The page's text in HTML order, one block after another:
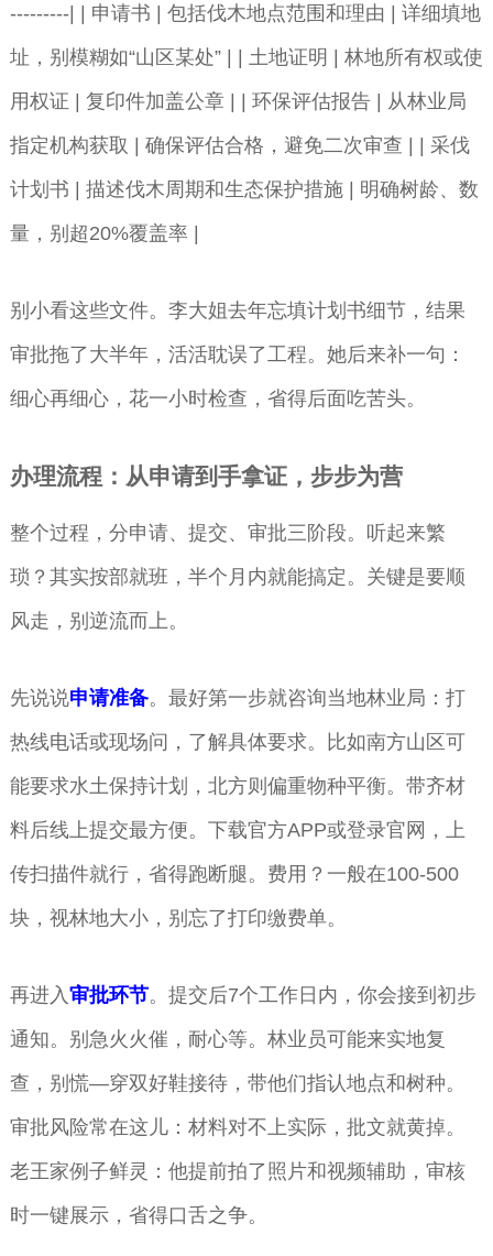
---------| | 申请书 | 包括伐木地点范围和理由 | 详细填地
址，别模糊如“山区某处” | | 土地证明 | 林地所有权或使
用权证 | 复印件加盖公章 | | 环保评估报告 | 从林业局
指定机构获取 | 确保评估合格，避免二次审查 | | 采伐
计划书 | 描述伐木周期和生态保护措施 | 明确树龄、数
量，别超20%覆盖率 |
别小看这些文件。李大姐去年忘填计划书细节，结果
审批拖了大半年，活活耽误了工程。她后来补一句：
细心再细心，花一小时检查，省得后面吃苦头。
办理流程：从申请到手拿证，步步为营
整个过程，分申请、提交、审批三阶段。听起来繁
琐？其实按部就班，半个月内就能搞定。关键是要顺
风走，别逆流而上。
先说说申请准备。最好第一步就咨询当地林业局：打
热线电话或现场问，了解具体要求。比如南方山区可
能要求水土保持计划，北方则偏重物种平衡。带齐材
料后线上提交最方便。下载官方APP或登录官网，上
传扫描件就行，省得跑断腿。费用？一般在100-500
块，视林地大小，别忘了打印缴费单。
再进入 审批环节。提交后7个工作日内，你会接到初步
通知。别急火火催，耐心等。林业员可能来实地复
查，别慌—穿双好鞋接待，带他们指认地点和树种。
审批风险常在这儿：材料对不上实际，批文就黄掉。
老王家例子鲜灵：他提前拍了照片和视频辅助，审核
时一键展示，省得口舌之争。